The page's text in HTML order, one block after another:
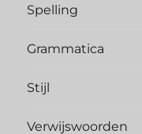
Spelling
Grammatica
Stijl
Verwijswoorden